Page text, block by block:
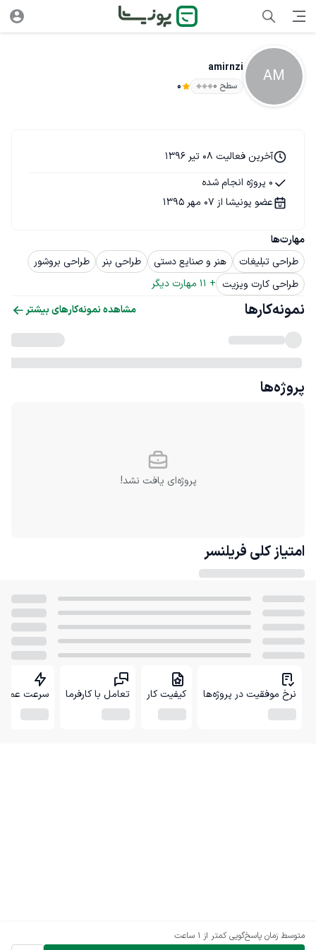
AM
amirnzi
سطح ۰ 0
متوسط زمان پاسخ‌گویی کمتر از 1 ساعت
مهارت‌ها
طراحی تبلیغات
هنر و صنایع دستی طراحی بنر
طراحی بروشور
طراحی کارت ویزیت +
11 مهارت دیگر
آخرین فعالیت 08 تیر 1396
0 پروژه انجام شده
عضو پونیشا از 07 مهر 1395
نمونه‌کارها مشاهده نمونه‌کارهای بیشتر
پروژه‌ها
پروژه‌ای یافت نشد!
امتیاز کلی فریلنسر
نرخ موفقیت در پروژه‌ها کیفیت کار تعامل با کارفرما سرعت عمل